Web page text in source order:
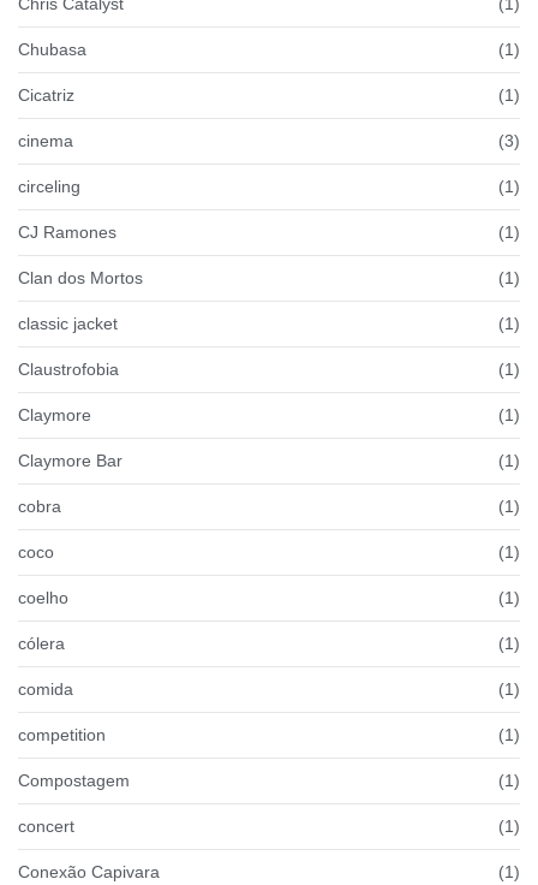
Chris Catalyst (1)
Chubasa (1)
Cicatriz (1)
cinema (3)
circeling (1)
CJ Ramones (1)
Clan dos Mortos (1)
classic jacket (1)
Claustrofobia (1)
Claymore (1)
Claymore Bar (1)
cobra (1)
coco (1)
coelho (1)
cólera (1)
comida (1)
competition (1)
Compostagem (1)
concert (1)
Conexão Capivara (1)